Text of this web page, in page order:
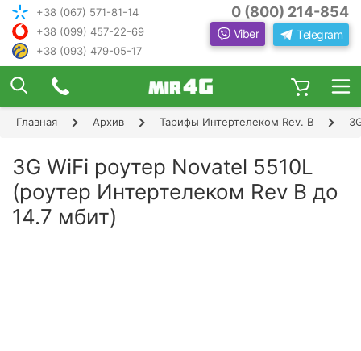
+38 (067) 571-81-14
+38 (099) 457-22-69
+38 (093) 479-05-17
0 (800) 214-854
Viber Telegram
Главная Архив Тарифы Интертелеком Rev. B
3G WiFi роутер Novatel 5510L
(роутер Интертелеком Rev B до
14.7 мбит)
ПОДОБРАТЬ ИНТЕРНЕТ С ИН
ЖЕНЕРОМ-
КОНСУЛЬТАНТОМ
Чтобы выбрать лучшего оператора и
оборудование, ответьте, пожалуйста, на
следую
щие вопросы:
В каком населенном пункте Вы хотите
пользоваться Интернетом?
×
Шаг 1
Шаг 3